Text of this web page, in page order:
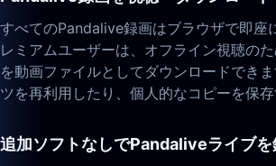
すべてのPandalive録画はブラウザで即座
レミアムユーザーは、オフライン視聴の
を動画ファイルとしてダウンロードでき
ツを再利用したり、個人的なコピーを保存
追加ソフトなしでPandaliveライブを